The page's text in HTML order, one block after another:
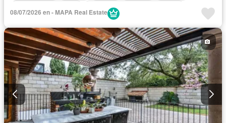
Circuito cerrado de televisión
Cocina integral
Cuarto de Limpieza
Cuarto de servicio
Electricidad
Estacionamiento
Gimnasio Internet Jacuzzi
Jardín
Despacho
Recámara con closet Azotea
Seguridad
Terraza
Vista panorámica Sin amueblar
08/07/2026 en - MAPA Real Estate